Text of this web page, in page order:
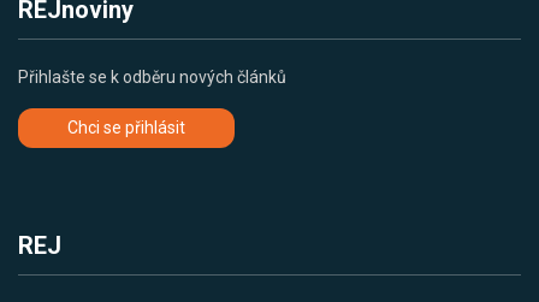
REJnoviny
Přihlašte se k odběru nových článků
Chci se přihlásit
REJ